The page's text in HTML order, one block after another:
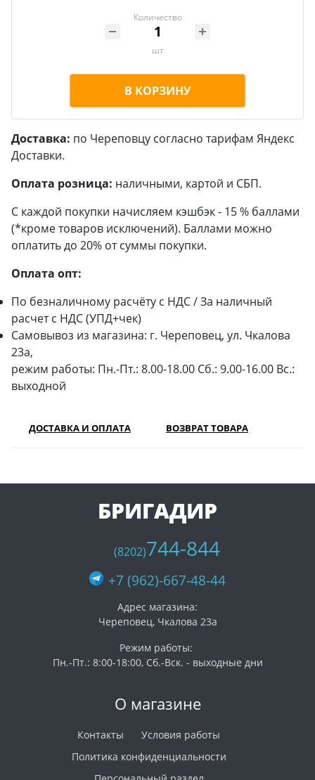
Количество
шт
В КОРЗИНУ
Доставка: по Череповцу согласно тарифам Яндекс
Доставки.
Оплата розница: наличными, картой и СБП.
С каждой покупки начисляем кэшбэк - 15 % баллами
(*кроме товаров исключений). Баллами можно
оплатить до 20% от суммы покупки.
Оплата опт:
По безналичному расчёту с НДС / За наличный
расчет с НДС (УПД+чек)
Самовывоз из магазина: г. Череповец, ул. Чкалова
23а,
режим работы: Пн.-Пт.: 8.00-18.00 Сб.: 9.00-16.00 Вс.:
выходной
ДОСТАВКА И ОПЛАТА ВОЗВРАТ ТОВАРА
О магазине
Контакты
Условия работы
Политика конфиденциальности
БРИГАДИР
(8202)744-844
+7 (962)-667-48-44
Адрес магазина:
Череповец, Чкалова 23а
Режим работы:
Пн.-Пт.: 8:00-18:00, Сб.-Вск. - выходные дни